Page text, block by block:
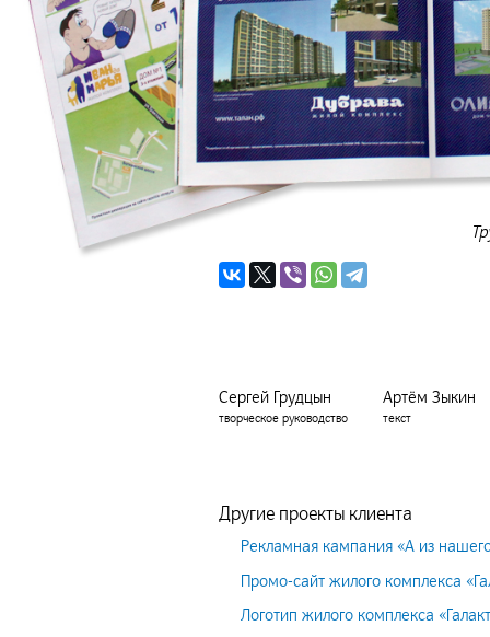
Сергей Грудцын
творческое руководство
Артём Зыкин
текст
Другие проекты клиента
Рекламная кампания «А из
Промо-сайт жилого комплекса
Логотип жилого комплекса